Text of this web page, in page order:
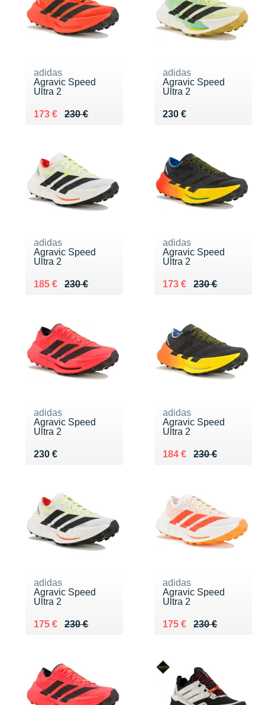
adidas
Agravic Speed
Ultra 2
230 €
Au lieu de 230 €
173 €
Vendu 173 €
adidas
Agravic Speed
Ultra 2
230 €
Vendu 230 €
adidas
Agravic Speed
Ultra 2
230 €
Au lieu de 230 €
185 €
Vendu 185 €
adidas
Agravic Speed
Ultra 2
230 €
Au lieu de 230 €
173 €
Vendu 173 €
adidas
Agravic Speed
Ultra 2
230 €
Vendu 230 €
adidas
Agravic Speed
Ultra 2
230 €
Au lieu de 230 €
184 €
Vendu 184 €
adidas
Agravic Speed
Ultra 2
230 €
Au lieu de 230 €
175 €
Vendu 175 €
adidas
Agravic Speed
Ultra 2
230 €
Au lieu de 230 €
175 €
Vendu 175 €